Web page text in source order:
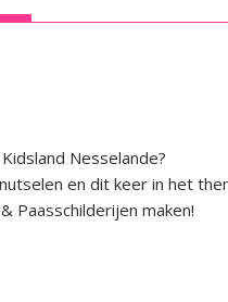
Nesselande?
en dit keer in het
Paasschilderijen maken!